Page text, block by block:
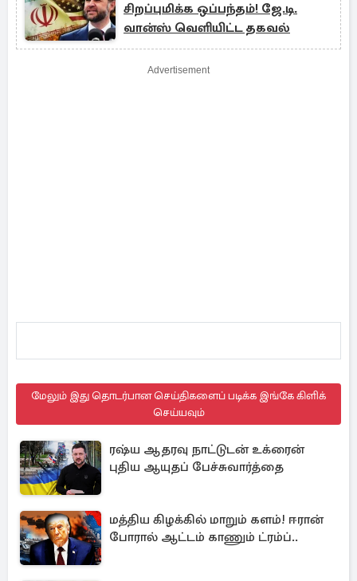
சிறப்புமிக்க ஒப்பந்தம்! ஜே.டி.
வான்ஸ் வெளியிட்ட தகவல்
Advertisement
மேலும் இது தொடர்பான செய்திகளைப் படிக்க இங்கே கிளிக்
செய்யவும்
ரஷ்ய ஆதரவு நாட்டுடன் உக்ரைன்
புதிய ஆயுதப் பேச்சுவார்த்தை
மத்திய கிழக்கில் மாறும் களம்! ஈரான்
போரால் ஆட்டம் காணும் ட்ரம்ப்..